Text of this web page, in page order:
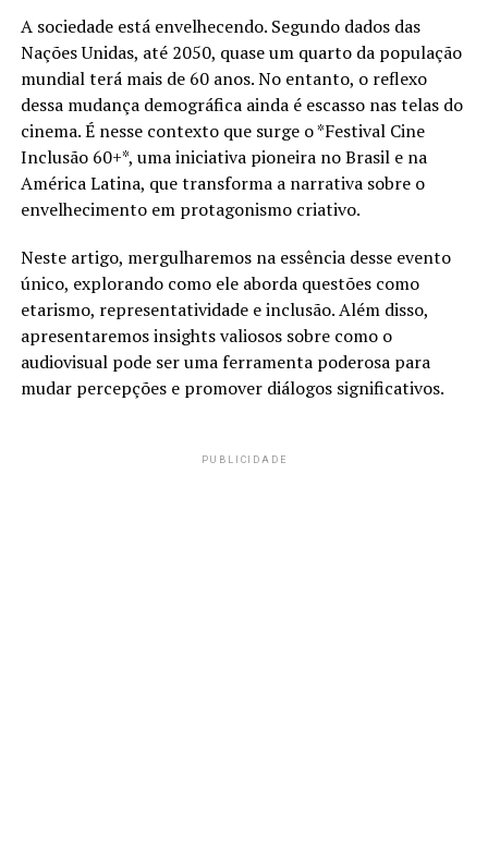
A sociedade está envelhecendo. Segundo dados das
Nações Unidas, até 2050, quase um quarto da população
mundial terá mais de 60 anos. No entanto, o reflexo
dessa mudança demográfica ainda é escasso nas telas do
cinema. É nesse contexto que surge o *Festival Cine
Inclusão 60+*, uma iniciativa pioneira no Brasil e na
América Latina, que transforma a narrativa sobre o
envelhecimento em protagonismo criativo.
Neste artigo, mergulharemos na essência desse evento
único, explorando como ele aborda questões como
etarismo, representatividade e inclusão. Além disso,
apresentaremos insights valiosos sobre como o
audiovisual pode ser uma ferramenta poderosa para
mudar percepções e promover diálogos significativos.
PUBLICIDADE